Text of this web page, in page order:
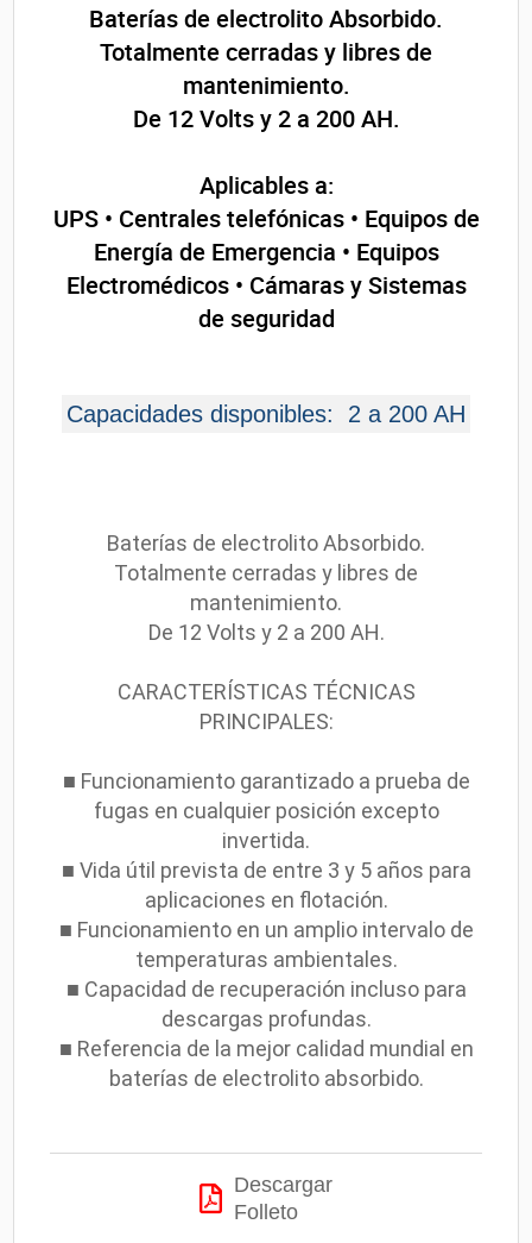
Baterías de electrolito Absorbido.
Totalmente cerradas y libres de
mantenimiento.
De 12 Volts y 2 a 200 AH.
Aplicables a:
UPS • Centrales telefónicas • Equipos de
Energía de Emergencia • Equipos
Electromédicos • Cámaras y Sistemas
de seguridad
Capacidades disponibles: 2 a 200 AH
Baterías de electrolito Absorbido.
Totalmente cerradas y libres de
mantenimiento.
De 12 Volts y 2 a 200 AH.
CARACTERÍSTICAS TÉCNICAS
PRINCIPALES:
■ Funcionamiento garantizado a prueba de
fugas en cualquier posición excepto
invertida.
■ Vida útil prevista de entre 3 y 5 años para
aplicaciones en flotación.
■ Funcionamiento en un amplio intervalo de
temperaturas ambientales.
■ Capacidad de recuperación incluso para
descargas profundas.
■ Referencia de la mejor calidad mundial en
baterías de electrolito absorbido.
Descargar
Folleto